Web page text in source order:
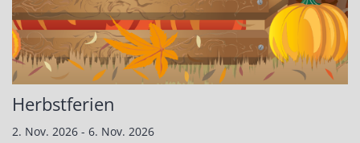
Herbstferien
2. Nov. 2026 - 6. Nov. 2026